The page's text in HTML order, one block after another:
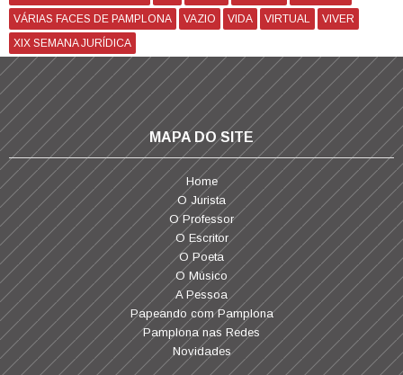
VÁRIAS FACES DE PAMPLONA
VAZIO VIDA VIRTUAL
VIVER
XIX SEMANA JURÍDICA
MAPA DO SITE
Home
O Jurista
O Professor
O Escritor
O Poeta
O Músico
A Pessoa
Papeando com Pamplona
Pamplona nas Redes
Novidades